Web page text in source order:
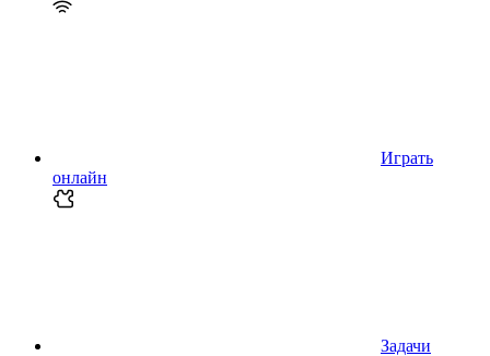
Играть
онлайн
Задачи